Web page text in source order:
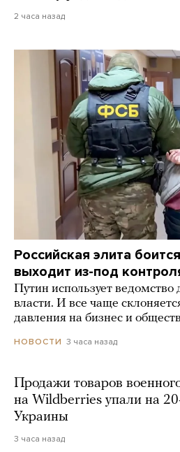
2 часа назад
Российская элита
выходит из-под
Путин использует
власти. И все чаще
давления на бизнес и
НОВОСТИ 3 часа назад
Продажи товаров
на Wildberries упали на
Украины
3 часа назад